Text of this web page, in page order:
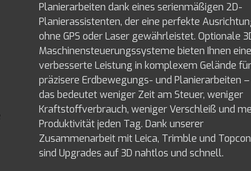
Planierarbeiten dank eines serienmäßigen 2D-
Planierassistenten, der eine perfekte
ohne GPS oder Laser gewährleistet. Optionale
Maschinensteuerungssysteme bieten Ihnen eine
verbesserte Leistung in komplexem Gelände für
präzisere Erdbewegungs- und Planierarbeiten –
das bedeutet weniger Zeit am Steuer, weniger
Kraftstoffverbrauch, weniger Verschleiß und
Produktivität jeden Tag. Dank unserer
Zusammenarbeit mit Leica, Trimble und Topcon
sind Upgrades auf 3D nahtlos und schnell.